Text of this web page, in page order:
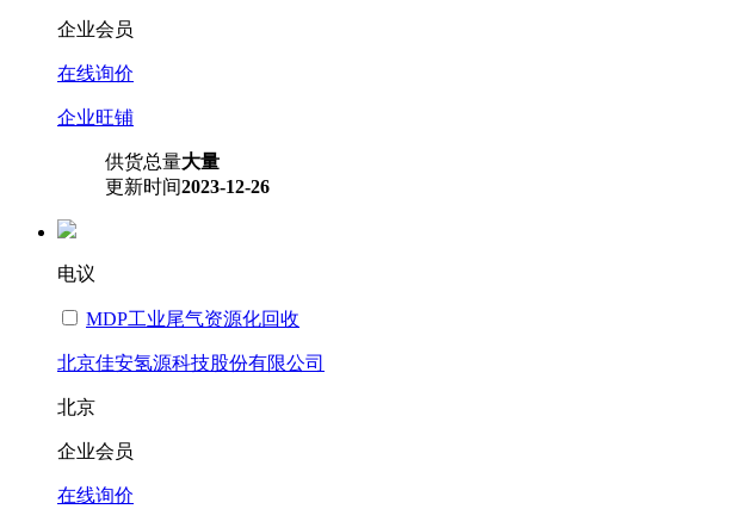
企业会员
在线询价
企业旺铺
供货总量大量
更新时间2023-12-26
电议
MDP工业尾气资源化回收
北京佳安氢源科技股份有限公司
北京
企业会员
在线询价